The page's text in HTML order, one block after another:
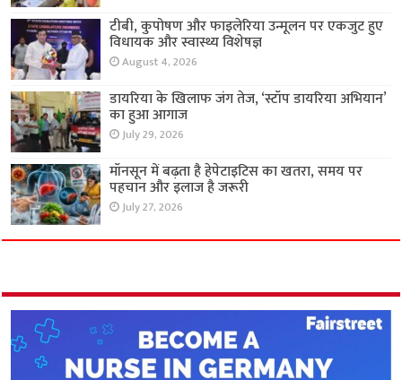
टीबी, कुपोषण और फाइलेरिया उन्मूलन पर एकजुट हुए
विधायक और स्वास्थ्य विशेषज्ञ
August 4, 2026
डायरिया के खिलाफ जंग तेज, ‘स्टॉप डायरिया अभियान’
का हुआ आगाज
July 29, 2026
मॉनसून में बढ़ता है हेपेटाइटिस का खतरा, समय पर
पहचान और इलाज है जरूरी
July 27, 2026